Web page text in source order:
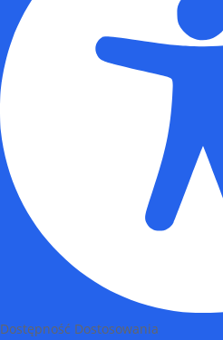
Dostępność Dostosowania